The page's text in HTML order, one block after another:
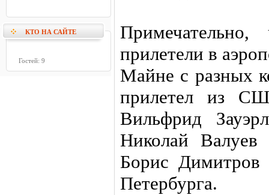
КТО НА САЙТЕ
Гостей: 9
прилетели в
Майне с разных
прилетел из
Вильфрид
Николай Валуев
Борис Димитров
Петербурга.